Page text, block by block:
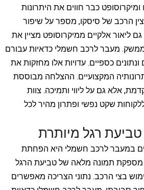
כבר חווים את היתרונות
הרכב של סיסקו, מספר על שיפור
ליאור אלקיים ממיקרוסופט מציין את
מעבר לרכב חשמלי כדאיות עבורם
כספיים. עדויות אלו מחזקות את
המקצועיים. ההצלחה מבוססת
אלא גם על ליווי ותמיכה. צוות
24/7 מעניק ללקוחות שקט נפשי ופתרון מהיר לכל
טביעת רגל מיותרת
במעבר לרכב חשמלי היא הפחתת
פליטת פחמן. EZFLEET מספקת תמונה מלאה של טביעת הרגל
בצי הרכב. נתוני הצריכה מאפשרים